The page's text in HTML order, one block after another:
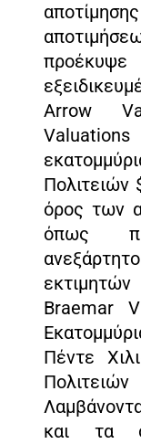
προέκυψε
Arrow
Πολιτειών
όρος των
όπως
Braemar
Πέντε
και τα